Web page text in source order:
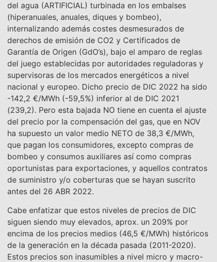
del agua (ARTIFICIAL) turbinada en los embalses
(hiperanuales, anuales, diques y bombeo),
internalizando además costes desmesurados de
derechos de emisión de CO2 y Certificados de
Garantía de Origen (GdO’s), bajo el amparo de reglas
del juego establecidas por autoridades reguladoras y
supervisoras de los mercados energéticos a nivel
nacional y europeo. Dicho precio de DIC 2022 ha sido
-142,2 €/MWh (-59,5%) inferior al de DIC 2021
(239,2). Pero esta bajada NO tiene en cuenta el ajuste
del precio por la compensación del gas, que en NOV
ha supuesto un valor medio NETO de 38,3 €/MWh,
que pagan los consumidores, excepto compras de
bombeo y consumos auxiliares así como compras
oportunistas para exportaciones, y aquellos contratos
de suministro y/o coberturas que se hayan suscrito
antes del 26 ABR 2022.
Cabe enfatizar que estos niveles de precios de DIC
siguen siendo muy elevados, aprox. un 209% por
encima de los precios medios (46,5 €/MWh) históricos
de la generación en la década pasada (2011-2020).
Estos precios son inasumibles a nivel micro y macro-